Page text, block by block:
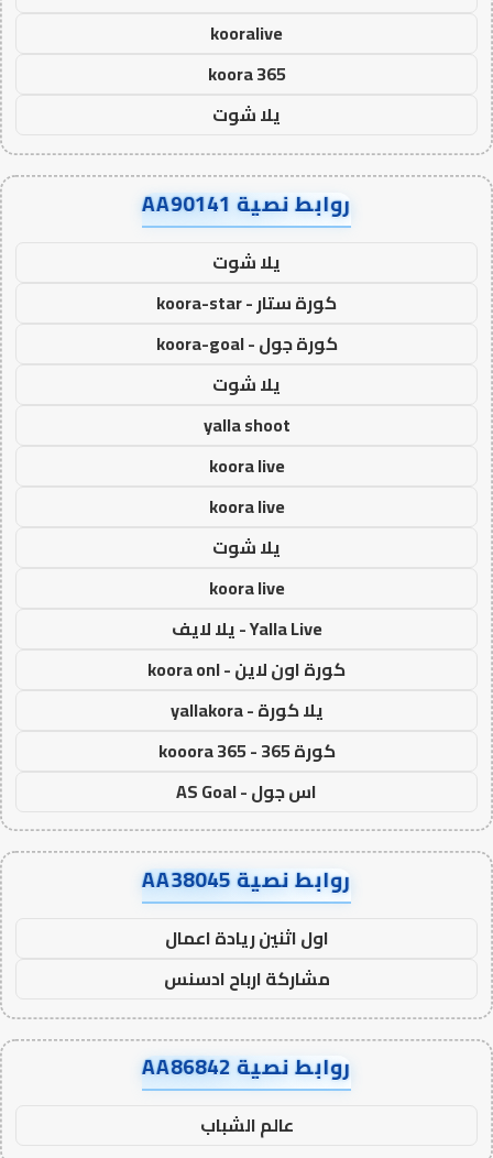
kooralive
koora 365
يلا شوت
روابط نصية AA90141
يلا شوت
كورة ستار - koora-star
كورة جول - koora-goal
يلا شوت
yalla shoot
koora live
koora live
يلا شوت
koora live
Yalla Live - يلا لايف
كورة اون لاين - koora onl
يلا كورة - yallakora
كورة 365 - kooora 365
اس جول - AS Goal
روابط نصية AA38045
اول اثنين ريادة اعمال
مشاركة ارباح ادسنس
روابط نصية AA86842
عالم الشباب